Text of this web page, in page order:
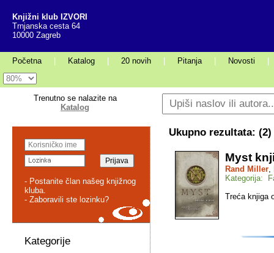
Knjižni klub IZVORI
Trnjanska cesta 64
10000 Zagreb
Početna Katalog 20 novih Pitanja Novosti
Trenutno se nalazite na
Katalog
- Postanite član našeg knjižnog
kluba.
- Zaboravili ste lozinku?
Kategorije
Ukupno rezultata: (2)
Myst
Rand Miller,
Kategorija:
Treća knjiga